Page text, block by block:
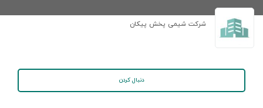
شرکت شیمی پخش پیکان
دنبال کردن